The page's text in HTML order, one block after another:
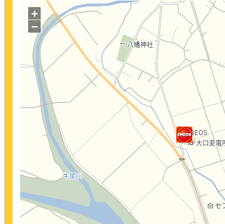
+
−